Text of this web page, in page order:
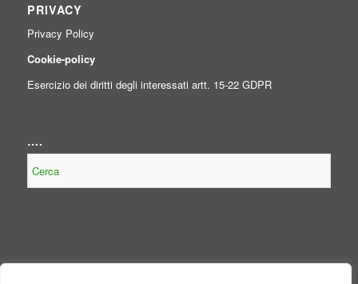
PRIVACY
Privacy Policy
Cookie-policy
Esercizio dei diritti degli interessati artt. 15-22 GDPR
….
NOTE LEGALI